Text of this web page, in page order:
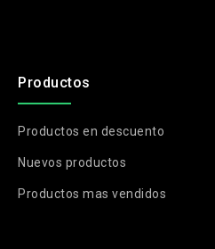
Productos
Productos en descuento
Nuevos productos
Productos mas vendidos